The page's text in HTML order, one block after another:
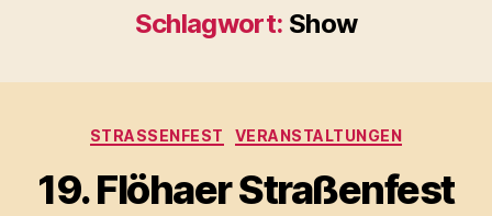
Flöha
e.V.
Schlagwort: Show
Kategorien
STRASSENFEST VERANSTALTUNGEN
19. Flöhaer Straßenfest